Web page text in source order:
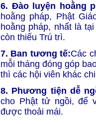
6. Đào luyện hoằng
hoằng pháp, Phật
hoằng pháp, nhất là
còn thiếu Trú trì.
7. Ban tương tế:Các
mỗi tháng đóng góp
thì các hội viên khác
8. Phương tiện dễ
cho Phật tử ngồi, để
được thoải mái.